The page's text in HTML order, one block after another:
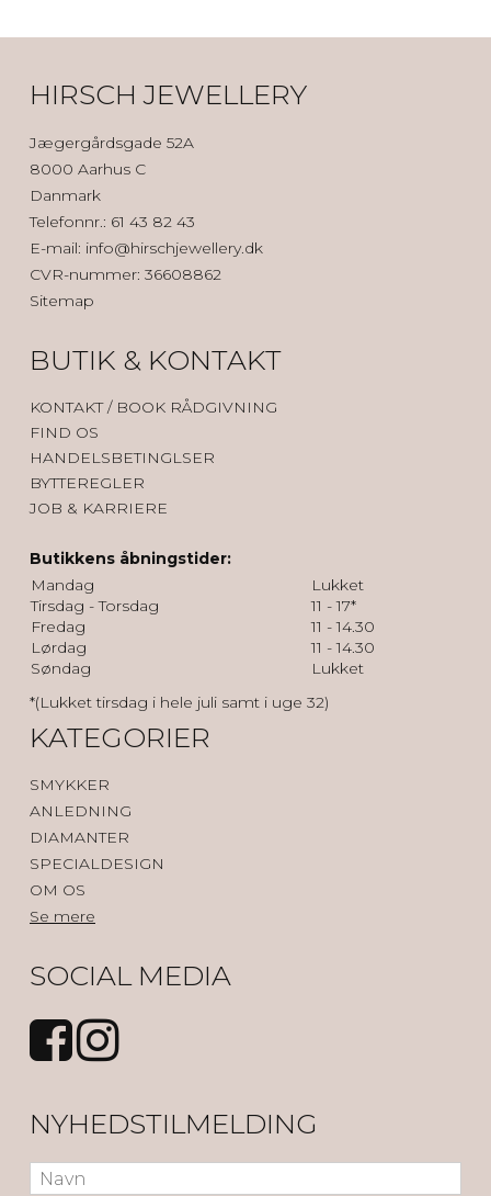
HIRSCH JEWELLERY
Jægergårdsgade 52A
8000 Aarhus C
Danmark
Telefonnr. : 61 43 82 43
E-mail: info@hirschjewellery.dk
CVR-nummer: 36608862
Sitemap
BUTIK & KONTAKT
KONTAKT / BOOK RÅDGIVNING
FIND OS
HANDELSBETINGLSER
BYTTEREGLER
JOB & KARRIERE
Butikkens åbningstider:
Mandag
Lukket
Tirsdag - Torsdag
11 - 17*
Fredag
11 - 14.30
Lørdag
11 - 14.30
Søndag
Lukket
*(Lukket tirsdag i hele juli samt i uge 32)
KATEGORIER
SMYKKER
ANLEDNING
DIAMANTER
SPECIALDESIGN
OM OS
Se mere
SOCIAL MEDIA
NYHEDSTILMELDING